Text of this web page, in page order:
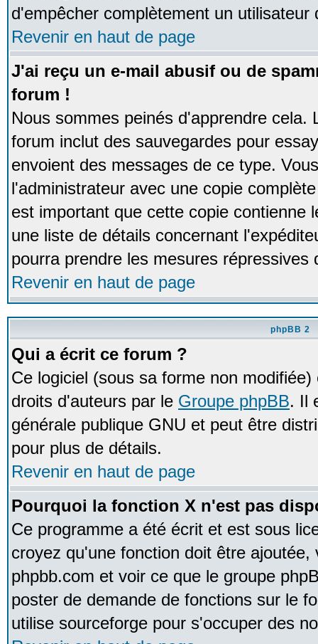
d'empêcher complètement un
Revenir en haut de page
J'ai reçu un e-mail abusif ou de
forum !
Nous sommes peinés d'apprendre cela.
forum inclut des sauvegardes pour
envoient des messages de ce type.
l'administrateur avec une copie
est important que cette copie contienne
une liste de détails concernant
pourra prendre les mesures répressives
Revenir en haut de page
phpBB 2
Qui a écrit ce forum ?
Ce logiciel (sous sa forme non
droits d'auteurs par le Groupe phpBB. Il
générale publique GNU et peut être
pour plus de détails.
Revenir en haut de page
Pourquoi la fonction X n'est pas
Ce programme a été écrit et est sous
croyez qu'une fonction doit être
phpbb.com et voir ce que le groupe
poster de demande de fonctions sur le
utilise sourceforge pour s'occuper des